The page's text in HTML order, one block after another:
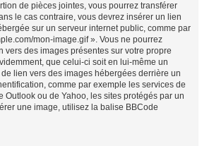
de pièces jointes, vous pourrez transférer
le cas contraire, vous devrez insérer un lien
sur un serveur internet public, comme par
mon-image.gif ». Vous ne pourrez
vers des images présentes sur votre propre
que celui-ci soit en lui-même un
lien vers des images hébergées derrière un
comme par exemple les services de
Outlook ou de Yahoo, les sites protégés par un
une image, utilisez la balise BBCode